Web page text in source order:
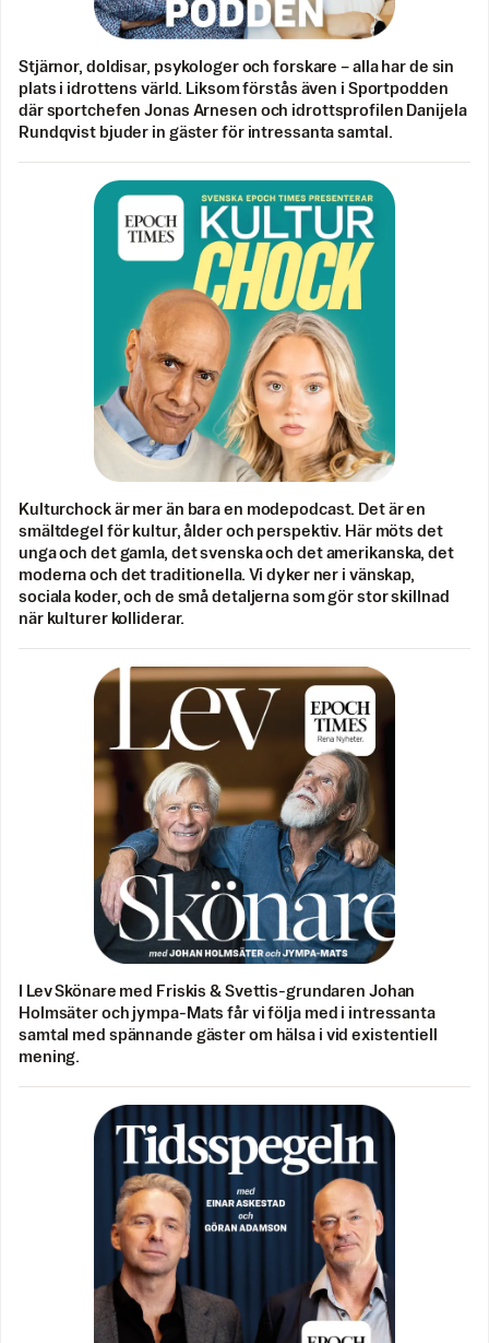
Stjärnor, doldisar, psykologer och forskare – alla har de sin
plats i idrottens värld. Liksom förstås även i Sportpodden
där sportchefen Jonas Arnesen och idrottsprofilen Danijela
Rundqvist bjuder in gäster för intressanta samtal.
Kulturchock är mer än bara en modepodcast. Det är en
smältdegel för kultur, ålder och perspektiv. Här möts det
unga och det gamla, det svenska och det amerikanska, det
moderna och det traditionella. Vi dyker ner i vänskap,
sociala koder, och de små detaljerna som gör stor skillnad
när kulturer kolliderar.
I Lev Skönare med Friskis & Svettis-grundaren Johan
Holmsäter och jympa-Mats får vi följa med i intressanta
samtal med spännande gäster om hälsa i vid existentiell
mening.